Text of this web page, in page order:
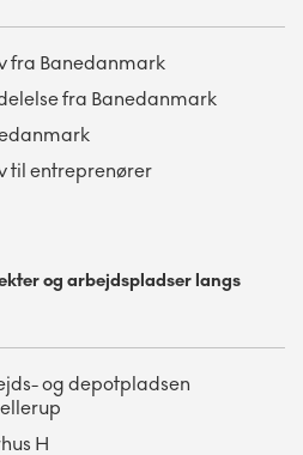
fra Banedanmark
fra Banedanmark
til entreprenører
og arbejdspladser langs
og depotpladsen
H